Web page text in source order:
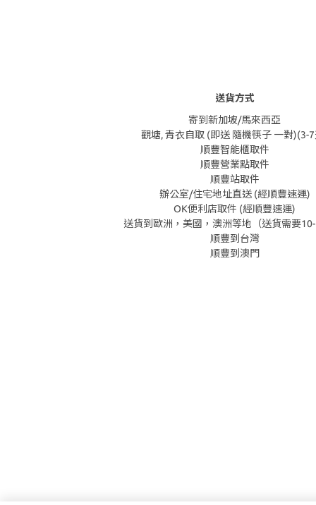
送貨方式
寄到新加坡/馬來西亞
觀塘, 青衣自取 (即送 隨機筷子 一對)(3-
順豐智能櫃取件
順豐營業點取件
順豐站取件
辦公室/住宅地址直送 (經順豐速運)
OK便利店取件 (經順豐速運)
送貨到歐洲，美國，澳洲等地（送貨需要
順豐到台灣
順豐到澳門